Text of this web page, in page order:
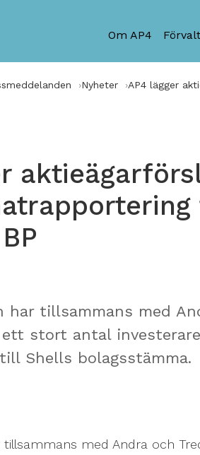
Om AP4
Nyheter AP4 lägger
har tillsammans med
ett stort antal
Shells bolagsstämma.
tillsammans med Andra och